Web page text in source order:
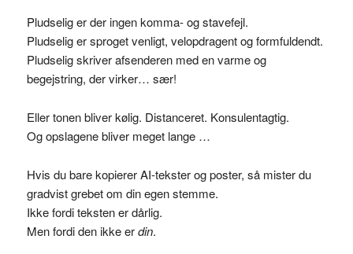
Pludselig er der ingen komma- og stavefejl.
Pludselig er sproget venligt, velopdragent og formfuldendt.
Pludselig skriver afsenderen med en varme og
begejstring, der virker… sær!
Eller tonen bliver kølig. Distanceret. Konsulentagtig.
Og opslagene bliver meget lange …
Hvis du bare kopierer AI-tekster og poster, så mister du
gradvist grebet om din egen stemme.
Ikke fordi teksten er dårlig.
Men fordi den ikke erdin.